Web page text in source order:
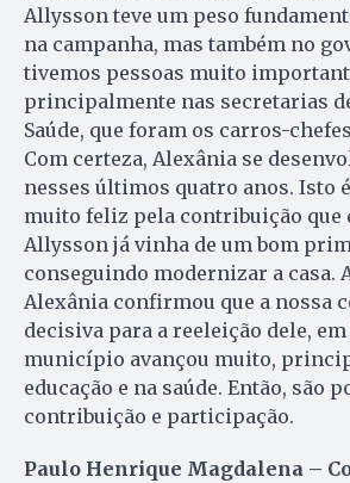
Allysson teve um peso
na campanha, mas também no
tivemos pessoas muito
principalmente nas secretarias
Saúde, que foram os carros-
Com certeza, Alexânia se
nesses últimos quatro anos. Isto
muito feliz pela contribuição que
Allysson já vinha de um bom
conseguindo modernizar a casa.
Alexânia confirmou que a nossa
decisiva para a reeleição dele, em
município avançou muito,
educação e na saúde. Então, são
contribuição e participação.
Paulo Henrique Magdalena –